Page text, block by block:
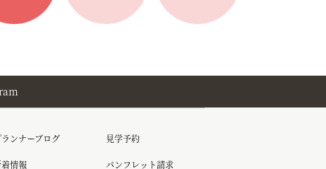
ランナーブログ
情報
見学予約
パンフレット請求